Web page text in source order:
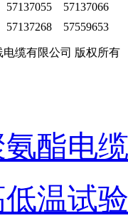
57137066
57559653
电缆有限公司 版权所有
氨酯电缆
低温试